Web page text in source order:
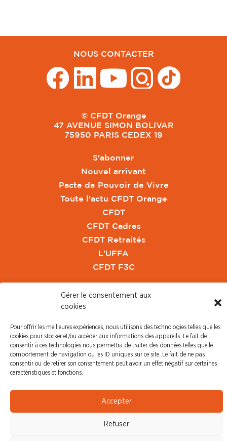
Gérer le consentement aux
cookies
Pour offrir les meilleures expériences, nous utilisons des technologies telles que les
cookies pour stocker et/ou accéder aux informations des appareils. Le fait de
consentir à ces technologies nous permettra de traiter des données telles que le
comportement de navigation ou les ID uniques sur ce site. Le fait de ne pas
consentir ou de retirer son consentement peut avoir un effet négatif sur certaines
caractéristiques et fonctions.
Accepter
Refuser
NOUS CONTACTER
© CFDT Orange
47 AVENUE SIMON BOLIVAR
75950 PARIS CEDEX 19
S'abonner
Nouvel arrivant
Pacte de Pouvoir de Vivre
Toute l'actu CFDT Orange
CFDT
CFDT Cadres
CFDT Retraités
L'UFFA
CFDT F3C
Communiqué de Presse
Revue de Presse
Nous contacter
© CFDT Orange |Mentions Légales|Protection des
données personnelles